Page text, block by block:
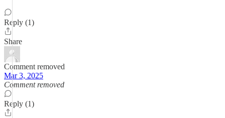
Reply (1)
Share
Comment removed
Mar 3, 2025
Comment removed
Reply (1)